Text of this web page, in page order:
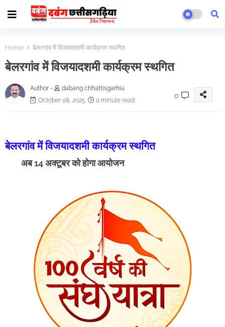
Home बेलरगांव में विजयादशमी कार्यक्रम स्थगित
बेलरगांव में विजयादशमी कार्यक्रम स्थगित
Author -
dabang chhattisgarhia
October 08, 2025
0 minute read
0
बेलरगांव में विजयादशमी कार्यक्रम स्थगित
अब 14 अक्टूबर को होगा आयोजन